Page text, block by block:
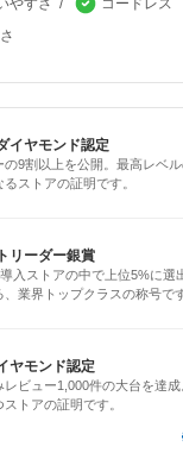
やすさ
コードレス
イヤモンド認定
の9割以上を公開。最高レベル
ストアの証明です。
リーダー銀賞
入ストアの中で上位5%に選
、業界トップクラスの称号で
ヤモンド認定
レビュー1,000件の大台を達
ストアの証明です。